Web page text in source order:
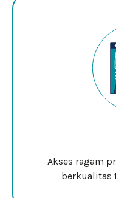
Akses ragam
berkualitas